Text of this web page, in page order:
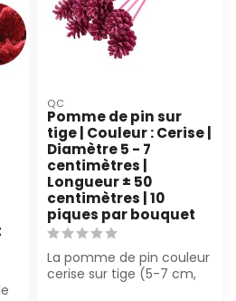
QC
Pomme de pin sur
tige | Couleur : Cerise |
Diamètre 5 - 7
centimètres |
Longueur ± 50
centimètres | 10
piques par bouquet
La pomme de pin couleur
cerise sur tige (5-7 cm,